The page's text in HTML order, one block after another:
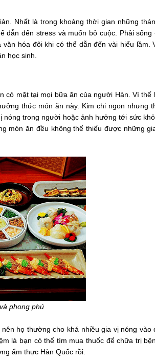
Nhất là trong khoảng thời gian những
dẫn đến stress và muốn bỏ cuộc. Phải sống
hóa đôi khi có thể dẫn đến vài hiểu lầm.
học sinh.
có mặt tại mọi bữa ăn của người Hàn. Vì thế
thức món ăn này. Kim chi ngon nhưng
trong người hoặc ảnh hưởng tới sức
món ăn đều không thể thiếu được những
phong phú
họ thường cho khá nhiều gia vị nóng vào
là bạn có thể tìm mua thuốc để chữa trị
ẩm thực Hàn Quốc rồi.